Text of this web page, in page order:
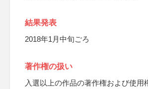
結果発表
2018年1月中旬ごろ
著作権の扱い
入選以上の作品の著作権および使用